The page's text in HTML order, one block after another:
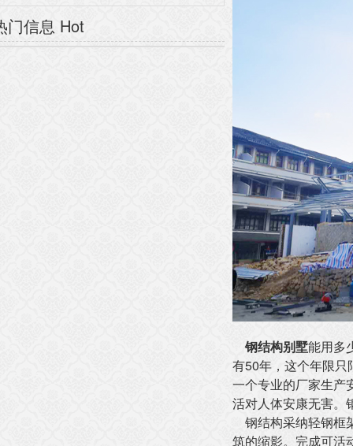
门信息 Hot
钢结构别墅能用多
有50年，这个年
一个专业的厂家生产安
活对人体安康无害
钢结构采纳轻钢框架
筑的缩影。完成可活